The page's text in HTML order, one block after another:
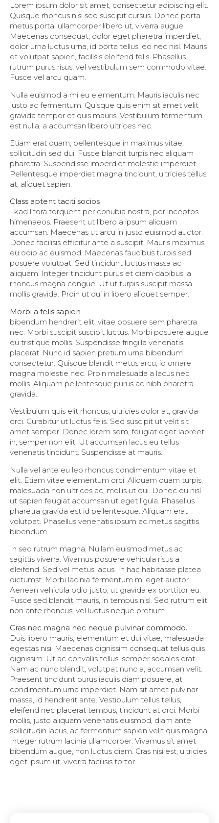
Lorem ipsum dolor sit amet, consectetur adipiscing elit.
Quisque rhoncus nisi sed suscipit cursus. Donec porta
metus porta, ullamcorper libero ut, viverra augue.
Maecenas consequat, dolor eget pharetra imperdiet,
dolor urna luctus urna, id porta tellus leo nec nisl. Mauris
et volutpat sapien, facilisis eleifend felis. Phasellus
rutrum purus risus, vel vestibulum sem commodo vitae.
Fusce vel arcu quam.
Nulla euismod a mi eu elementum. Mauris iaculis nec
justo ac fermentum. Quisque quis enim sit amet velit
gravida tempor et quis mauris. Vestibulum fermentum
est nulla, a accumsan libero ultrices nec.
Etiam erat quam, pellentesque in maximus vitae,
sollicitudin sed dui. Fusce blandit turpis nec aliquam
pharetra. Suspendisse imperdiet molestie imperdiet.
Pellentesque imperdiet magna tincidunt, ultricies tellus
at, aliquet sapien.
Class aptent taciti socios
Lkad litora torquent per conubia nostra, per inceptos
himenaeos. Praesent ut libero a ipsum aliquam
accumsan. Maecenas ut arcu in justo euismod auctor.
Donec facilisis efficitur ante a suscipit. Mauris maximus
eu odio ac euismod. Maecenas faucibus turpis sed
posuere volutpat. Sed tincidunt luctus massa ac
aliquam. Integer tincidunt purus et diam dapibus, a
rhoncus magna congue. Ut ut turpis suscipit massa
mollis gravida. Proin ut dui in libero aliquet semper.
Morbi a felis sapien
bibendum hendrerit elit, vitae posuere sem pharetra
nec. Morbi suscipit suscipit luctus. Morbi posuere augue
eu tristique mollis. Suspendisse fringilla venenatis
placerat. Nunc id sapien pretium urna bibendum
consectetur. Quisque blandit metus arcu, id ornare
magna molestie nec. Proin malesuada a lacus nec
mollis. Aliquam pellentesque purus ac nibh pharetra
gravida.
Vestibulum quis elit rhoncus, ultricies dolor at, gravida
orci. Curabitur ut luctus felis. Sed suscipit ut velit sit
amet semper. Donec lorem sem, feugiat eget laoreet
in, semper non elit. Ut accumsan lacus eu tellus
venenatis tincidunt. Suspendisse at mauris.
Nulla vel ante eu leo rhoncus condimentum vitae et
elit. Etiam vitae elementum orci. Aliquam quam turpis,
malesuada non ultrices ac, mollis ut dui. Donec eu nisl
ut sapien feugiat accumsan ut eget ligula. Phasellus
pharetra gravida est id pellentesque. Aliquam erat
volutpat. Phasellus venenatis ipsum ac metus sagittis
bibendum.
In sed rutrum magna. Nullam euismod metus ac
sagittis viverra. Vivamus posuere vehicula risus a
eleifend. Sed vel metus lacus. In hac habitasse platea
dictumst. Morbi lacinia fermentum mi eget auctor.
Aenean vehicula odio justo, ut gravida ex porttitor eu.
Fusce sed blandit mauris, in tempus nisl. Sed rutrum elit
non ante rhoncus, vel luctus neque pretium.
Cras nec magna nec neque pulvinar commodo.
Duis libero mauris, elementum et dui vitae, malesuada
egestas nisi. Maecenas dignissim consequat tellus quis
dignissim. Ut ac convallis tellus, semper sodales erat.
Nam ac nunc blandit, volutpat nunc a, accumsan velit.
Praesent tincidunt purus iaculis diam posuere, at
condimentum urna imperdiet. Nam sit amet pulvinar
massa, id hendrerit ante. Vestibulum tellus tellus,
eleifend nec placerat tempus, tincidunt at orci. Morbi
mollis, justo aliquam venenatis euismod, diam ante
sollicitudin lacus, ac fermentum sapien velit quis magna.
Integer rutrum lacinia ullamcorper. Vivamus sit amet
bibendum augue, non luctus diam. Cras nisi est, ultricies
eget ipsum ut, viverra facilisis tortor.